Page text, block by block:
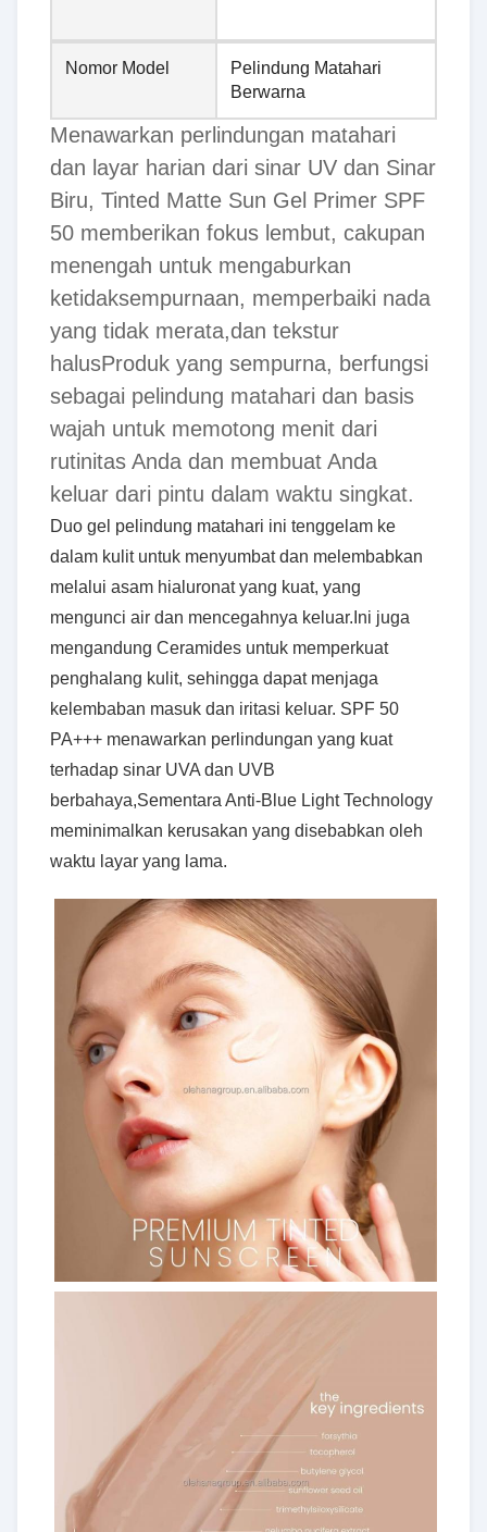
Nomor Model
Pelindung Matahari
Berwarna
Menawarkan perlindungan matahari
dan layar harian dari sinar UV dan Sinar
Biru, Tinted Matte Sun Gel Primer SPF
50 memberikan fokus lembut, cakupan
menengah untuk mengaburkan
ketidaksempurnaan, memperbaiki nada
yang tidak merata,dan tekstur
halusProduk yang sempurna, berfungsi
sebagai pelindung matahari dan basis
wajah untuk memotong menit dari
rutinitas Anda dan membuat Anda
keluar dari pintu dalam waktu singkat.
Duo gel pelindung matahari ini tenggelam ke
dalam kulit untuk menyumbat dan melembabkan
melalui asam hialuronat yang kuat, yang
mengunci air dan mencegahnya keluar.Ini juga
mengandung Ceramides untuk memperkuat
penghalang kulit, sehingga dapat menjaga
kelembaban masuk dan iritasi keluar. SPF 50
PA+++ menawarkan perlindungan yang kuat
terhadap sinar UVA dan UVB
berbahaya,Sementara Anti-Blue Light Technology
meminimalkan kerusakan yang disebabkan oleh
waktu layar yang lama.